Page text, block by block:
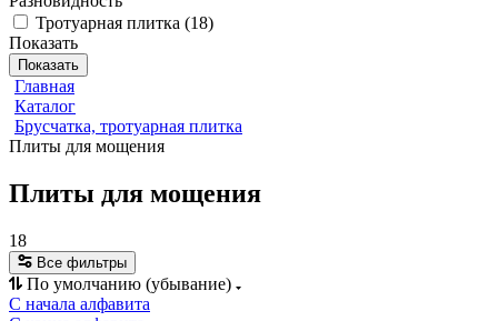
Тротуарная плитка (18)
Показать
Показать
Главная
Каталог
Брусчатка, тротуарная плитка
Плиты для мощения
Плиты для мощения
18
Все фильтры
По умолчанию (убывание)
С начала алфавита